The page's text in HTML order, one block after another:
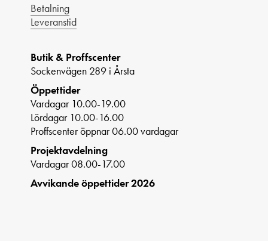
Betalning
Leveranstid
Butik & Proffscenter
Sockenvägen 289 i Årsta
Öppettider
Vardagar 10.00-19.00
Lördagar 10.00-16.00
Proffscenter öppnar 06.00 vardagar
Projektavdelning
Vardagar 08.00-17.00
Avvikande öppettider 2026